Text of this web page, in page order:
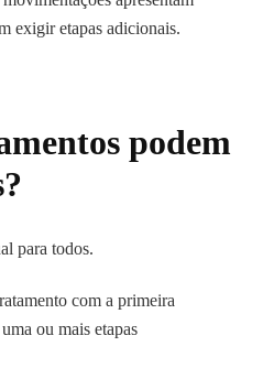
exigir etapas adicionais.
podem
para todos.
com a primeira
ou mais etapas